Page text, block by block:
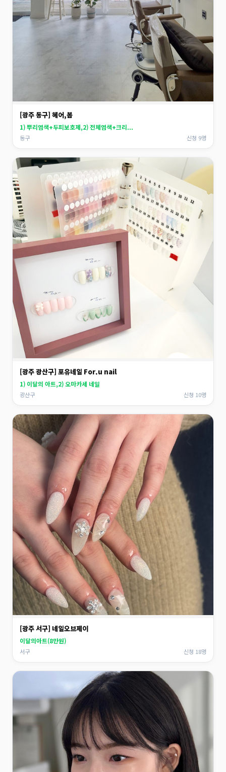
[광주 동구] 헤어,봄
1) 뿌리염색+두피보호제,2) 전체염색+크리...
동구 신청 9명
[광주 광산구] 포유네일 For.u nail
1) 이달의 아트,2) 오마카세 네일
광산구 신청 10명
[광주 서구] 네일오브제이
이달의아트(8만원)
서구 신청 18명